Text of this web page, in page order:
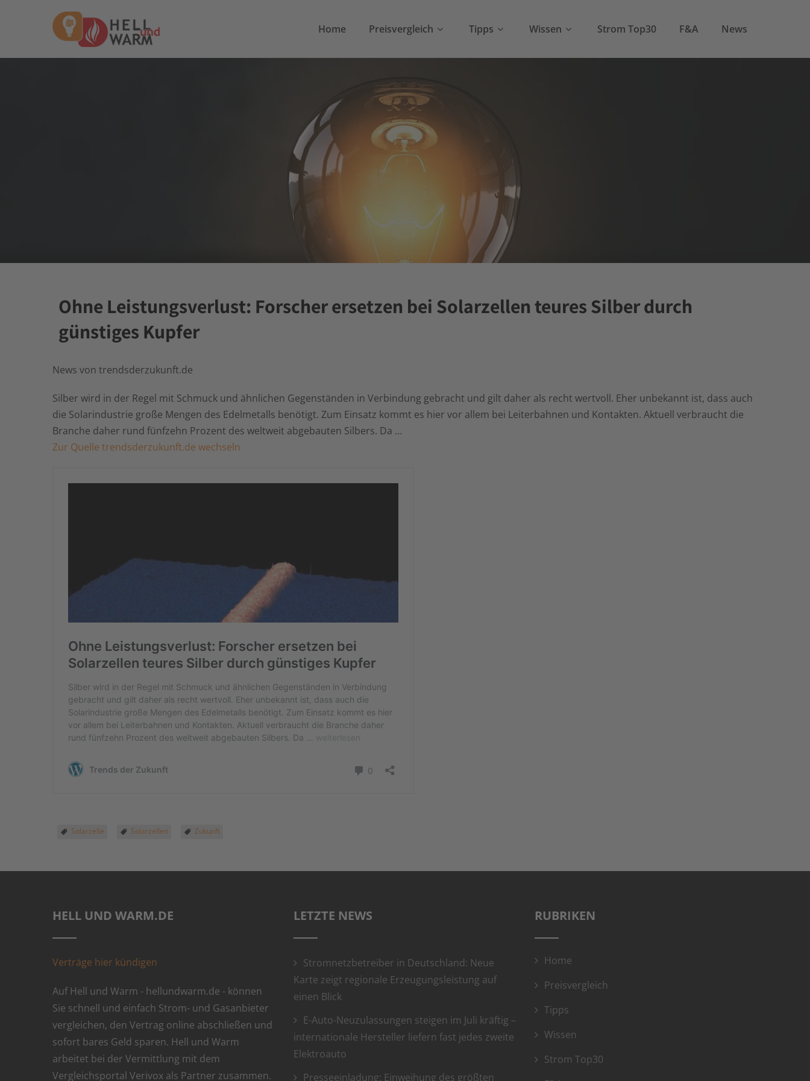
Home Preisvergleich Tipps Wissen Strom Top30 F&A News
Ohne Leistungsverlust: Forscher ersetzen bei Solarzellen teures Silber durch
günstiges Kupfer
News von trendsderzukunft.de
Silber wird in der Regel mit Schmuck und ähnlichen Gegenständen in Verbindung gebracht und gilt daher als recht wertvoll. Eher unbekannt ist, dass auch
die Solarindustrie große Mengen des Edelmetalls benötigt. Zum Einsatz kommt es hier vor allem bei Leiterbahnen und Kontakten. Aktuell verbraucht die
Branche daher rund fünfzehn Prozent des weltweit abgebauten Silbers. Da …
Zur Quelle trendsderzukunft.de wechseln
Solarzelle Solarzellen Zukunft
HELL UND WARM.DE
Verträge hier kündigen
Auf Hell und Warm - hellundwarm.de - können
Sie schnell und einfach Strom- und Gasanbieter
vergleichen, den Vertrag online abschließen und
sofort bares Geld sparen. Hell und Warm
arbeitet bei der Vermittlung mit dem
Vergleichsportal Verivox als Partner zusammen.
LETZTE NEWS
Stromnetzbetreiber in Deutschland: Neue
Karte zeigt regionale Erzeugungsleistung auf
einen Blick
E-Auto-Neuzulassungen steigen im Juli kräftig –
internationale Hersteller liefern fast jedes zweite
Elektroauto
Presseeinladung: Einweihung des größten
RUBRIKEN
Home
Preisvergleich
Tipps
Wissen
Strom Top30